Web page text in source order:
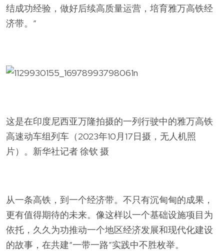
结成功经验，做好后续高质量运营，培育雅万高铁经
济带。”
这是在印度尼西亚万隆拍摄的一列行驶中的雅万高铁
高速动车组列车（2023年10月17日摄，无人机照
片）。新华社记者 徐钦 摄
从一条高铁，到一个经济带。不只有沉甸甸的成果，
更有值得期待的未来。像这样以一个基础设施项目为
依托，久久为功推动一个地区经济发展和现代化建设
的故事，在共建“一带一路”实践中不胜枚举。